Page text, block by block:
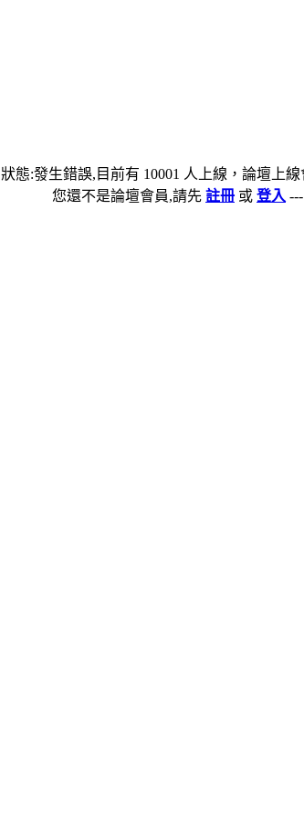
狀態:發生錯誤,目前有 10001 人上線，論壇上
您還不是論壇會員,請先 註冊 或 登入